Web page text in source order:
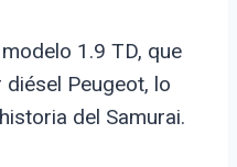
1.9 TD, que
Peugeot, lo
del Samurai.